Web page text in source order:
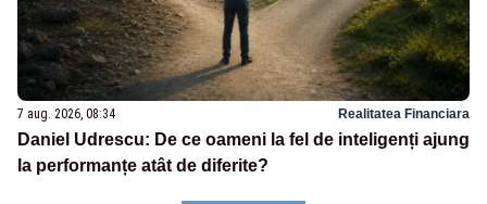
7 aug. 2026, 08:34 Realitatea Financiara
Daniel Udrescu: De ce oameni la fel de inteligenți ajung
la performanțe atât de diferite?